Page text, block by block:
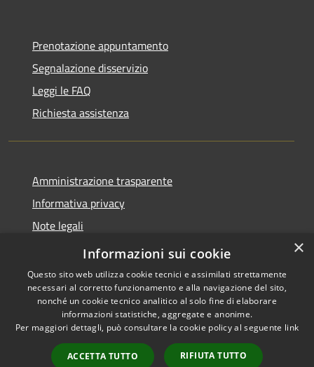
Prenotazione appuntamento
Segnalazione disservizio
Leggi le FAQ
Richiesta assistenza
Amministrazione trasparente
Informativa privacy
Note legali
Dichiarazione di accessibilità
Accessibilità
Copyright © 2026 • Comune di
Anacapri • Powered by
Municipium•
Accesso
×
Informazioni sui cookie
Questo sito web utilizza cookie tecnici e assimilati strettamente
necessari al corretto funzionamento e alla navigazione del sito,
nonché un cookie tecnico analitico al solo fine di elaborare
informazioni statistiche, aggregate e anonime.
Per maggiori dettagli, può consultare la cookie policy al seguente link
ACCETTA TUTTO RIFIUTA TUTTO